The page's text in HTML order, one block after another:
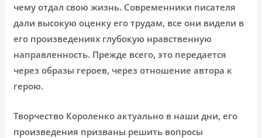
чему отдал свою жизнь. Современники писателя
дали высокую оценку его трудам, все они видели в
его произведениях глубокую нравственную
направленность. Прежде всего, это передается
через образы героев, через отношение автора к
герою.
Творчество Короленко актуально в наши дни, его
произведения призваны решить вопросы